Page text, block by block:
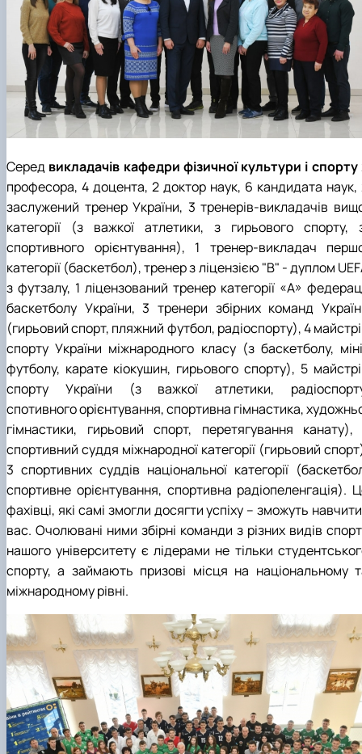
Серед викладачів кафедри фізичної культури і спорту
професора, 4 доцента, 2 доктор наук, 6 кандидата наук,
заслужений тренер України, 3 тренерів-викладачів
категорії (з важкої атлетики, з гирьового спорту,
спортивного орієнтування), 1 тренер-викладач
категорії (баскетбол), тренер з ліцензією "В" - дуплом
з футзалу, 1 ліцензований тренер категорії «А»
баскетболу України, 3 тренери збірних команд
(гирьовий спорт, пляжний футбол, радіоспорту), 4
спорту України міжнародного класу (з баскетболу,
футболу, карате кіокушин, гирьового спорту), 5
спорту України (з важкої атлетики,
спотивного орієнтування, спортивна гімнастика,
гімнастики, гирьовий спорт, перетягування канату),
спортивний суддя міжнародної категорії (гирьовий
3 спортивних суддів національної категорії
спортивне орієнтування, спортивна радіопеленгація).
фахівці, які самі змогли досягти успіху – зможуть навчити
вас. Очолювані ними збірні команди з різних видів
нашого університету є лідерами не тільки
спорту, а займають призові місця на національному
міжнародному рівні.